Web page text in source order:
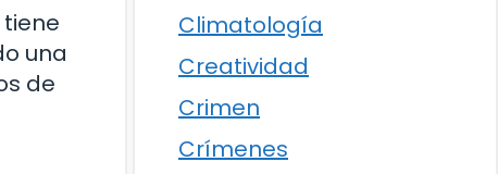
una
de
Climatología
Creatividad
Crimen
Crímenes